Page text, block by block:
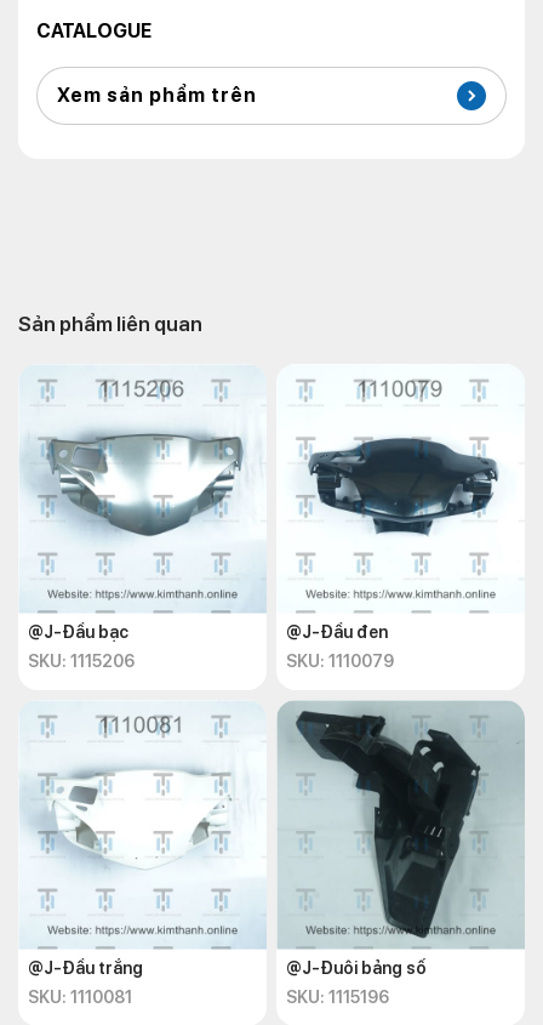
CATALOGUE
Xem sản phẩm trên
Sản phẩm liên quan
@J-Đầu bạc
SKU: 1115206
@J-Đầu đen
SKU: 1110079
@J-Đầu trắng
SKU: 1110081
@J-Đuôi bảng số
SKU: 1115196